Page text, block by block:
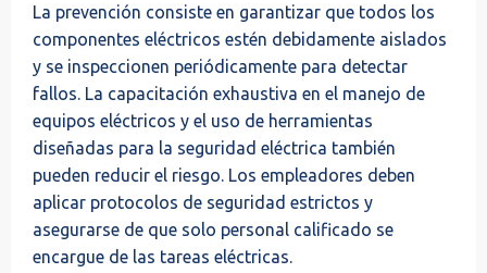
La prevención consiste en garantizar que todos los
componentes eléctricos estén debidamente aislados
y se inspeccionen periódicamente para detectar
fallos. La capacitación exhaustiva en el manejo de
equipos eléctricos y el uso de herramientas
diseñadas para la seguridad eléctrica también
pueden reducir el riesgo. Los empleadores deben
aplicar protocolos de seguridad estrictos y
asegurarse de que solo personal calificado se
encargue de las tareas eléctricas.